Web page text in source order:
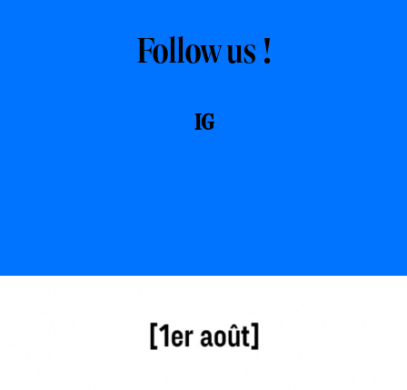
Follow us !
IG